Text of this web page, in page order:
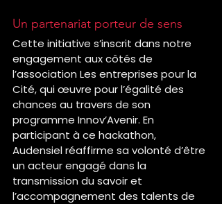
Un partenariat porteur de sens
Cette initiative s’inscrit dans notre
engagement aux côtés de
l’association Les entreprises pour la
Cité, qui œuvre pour l’égalité des
chances au travers de son
programme Innov’Avenir. En
participant à ce hackathon,
Audensiel réaffirme sa volonté d’être
un acteur engagé dans la
transmission du savoir et
l’accompagnement des talents de